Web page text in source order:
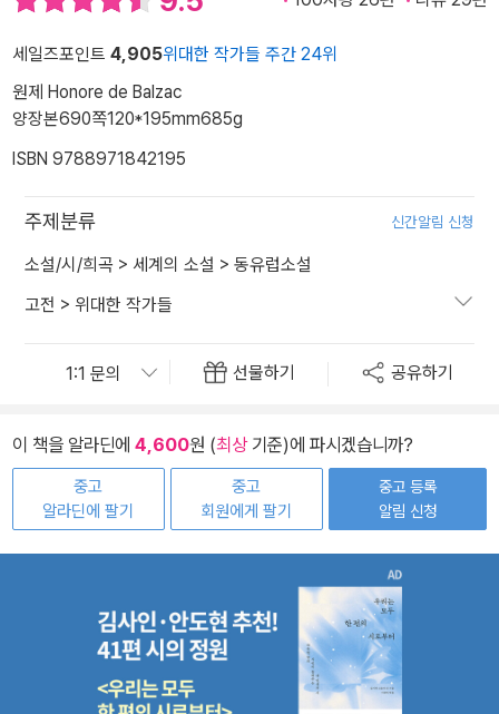
세일즈포인트 4,905위대한 작가들 주간 24위
원제 Honore de Balzac
양장본690쪽120*195mm685g
ISBN 9788971842195
주제분류 신간알림 신청
소설/시/희곡 > 세계의 소설 > 동유럽소설
고전 > 위대한 작가들
선물하기 공유하기
이 책을 알라딘에 4,600원 (최상기준)에 파시겠습니까?
중고
알라딘에 팔기
중고
회원에게 팔기
중고 등록
알림 신청